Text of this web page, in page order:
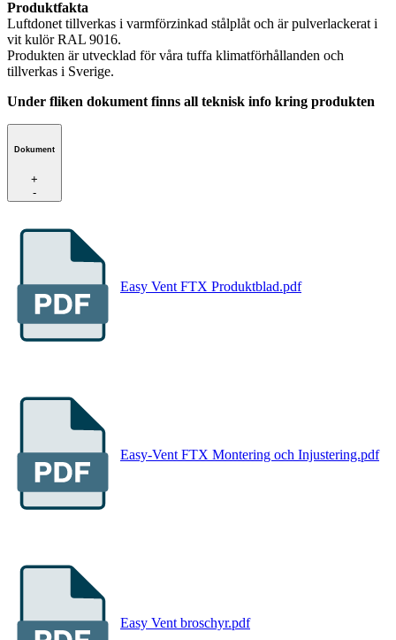
Produktfakta
Luftdonet tillverkas i varmförzinkad stålplåt och är pulverlackerat i
vit kulör RAL 9016.
Produkten är utvecklad för våra tuffa klimatförhållanden och
tillverkas i Sverige.
Under fliken dokument finns all teknisk info kring produkten
Dokument
+
-
Easy Vent FTX Produktblad.pdf
Easy-Vent FTX Montering och Injustering.pdf
Easy Vent broschyr.pdf